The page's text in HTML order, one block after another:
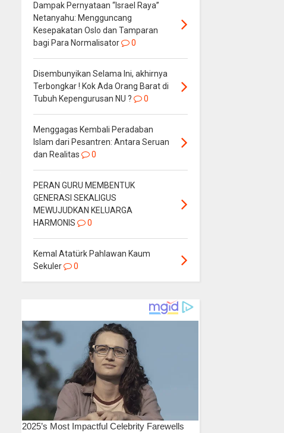
Dampak Pernyataan “Israel Raya”
Netanyahu: Mengguncang
Kesepakatan Oslo dan Tamparan
bagi Para Normalisator
0
Disembunyikan Selama Ini, akhirnya
Terbongkar ! Kok Ada Orang Barat di
Tubuh Kepengurusan NU ?
0
Menggagas Kembali Peradaban
Islam dari Pesantren: Antara Seruan
dan Realitas
0
PERAN GURU MEMBENTUK
GENERASI SEKALIGUS
MEWUJUDKAN KELUARGA
HARMONIS
0
Kemal Atatürk Pahlawan Kaum
Sekuler
0